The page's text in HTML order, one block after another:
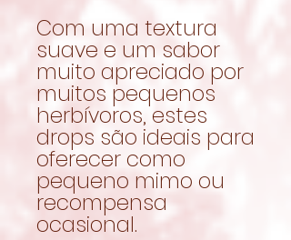
Com uma textura
suave e um sabor
muito apreciado por
muitos pequenos
herbívoros, estes
drops são ideais para
oferecer como
pequeno mimo ou
recompensa
ocasional.